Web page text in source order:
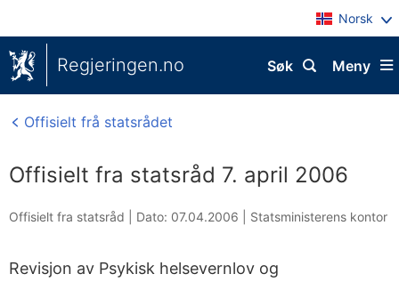
Norsk
Regjeringen.no Meny
Søk
Offisielt frå statsrådet
Offisielt fra statsråd 7. april 2006
Offisielt fra statsråd | Dato: 07.04.2006 Statsministerens kontor
Revisjon av Psykisk helsevernlov og